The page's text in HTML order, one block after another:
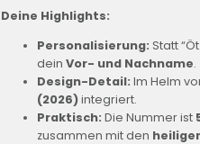
Deine Highlights:
Personalisierung: Statt
dein Vor- und Nachname.
Design-Detail: Im Helm
(2026)integriert.
Praktisch: Die Nummer ist
zusammen mit den